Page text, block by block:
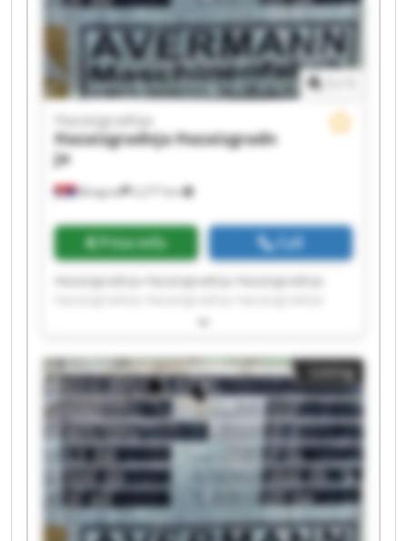
Beograd 2,277 km
Hazaizgradnja
HazaizgradnjaHazaizgradn
ja
Price info Call
Hazaizgradnja Hazaizgradnja Hazaizgradnja
Hazaizgradnja Hazaizgradnja Hazaizgradnja
Hazaizgradnja Hazaizgradnja Hazaizgradnja
Hazaizgradnja Hazaizgradnja Hazaizgradnja
Hazaizgradnja Hazaizgradnja
Listing